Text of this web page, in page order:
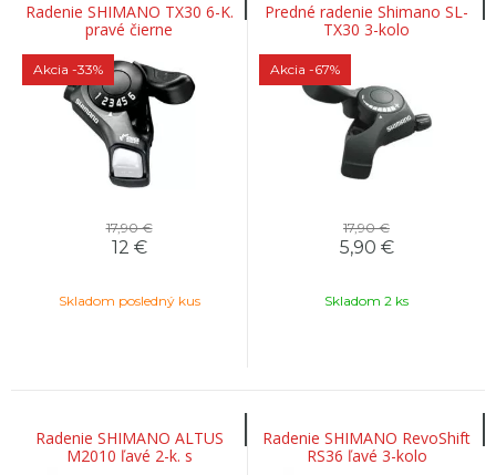
Radenie SHIMANO TX30 6-K.
pravé čierne
Akcia -33%
17,90 €
12 €
Skladom posledný kus
Predné radenie Shimano SL-
TX30 3-kolo
Akcia -67%
17,90 €
5,90 €
Skladom 2 ks
Radenie SHIMANO ALTUS
M2010 ľavé 2-k. s
Radenie SHIMANO RevoShift
RS36 ľavé 3-kolo